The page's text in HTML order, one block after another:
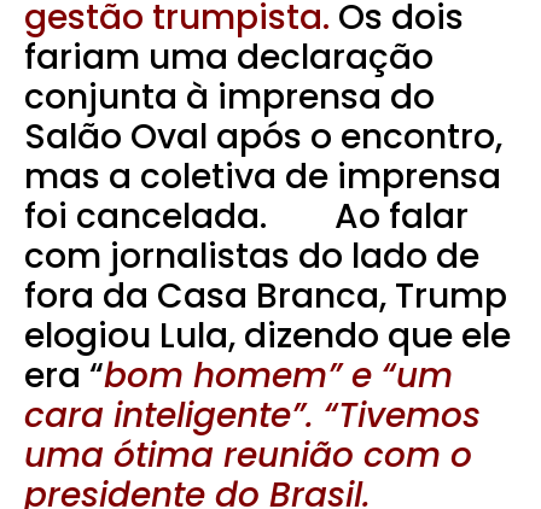
gestão trumpista. Os dois
fariam uma declaração
conjunta à imprensa do
Salão Oval após o encontro,
mas a coletiva de imprensa
foi cancelada. Ao falar
com jornalistas do lado de
fora da Casa Branca, Trump
elogiou Lula, dizendo que ele
era “bom homem” e “um
cara inteligente”. “Tivemos
uma ótima reunião com o
presidente do Brasil.